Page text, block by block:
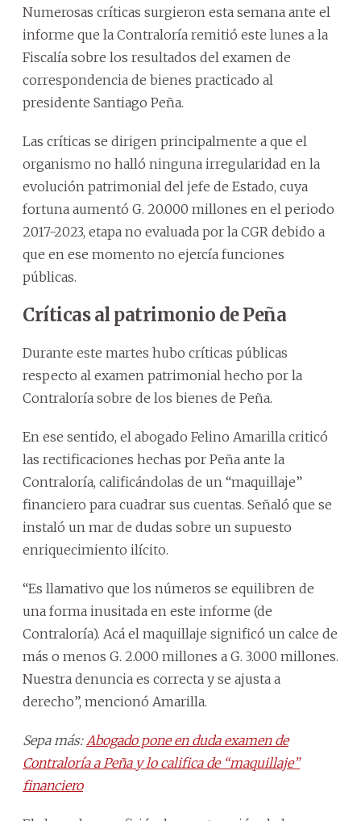
Numerosas críticas surgieron esta semana ante el
informe que la Contraloría remitió este lunes a la
Fiscalía sobre los resultados del examen de
correspondencia de bienes practicado al
presidente Santiago Peña.
Las críticas se dirigen principalmente a que el
organismo no halló ninguna irregularidad en la
evolución patrimonial del jefe de Estado, cuya
fortuna aumentó G. 20.000 millones en el periodo
2017-2023, etapa no evaluada por la CGR debido a
que en ese momento no ejercía funciones
públicas.
Críticas al patrimonio de Peña
Durante este martes hubo críticas públicas
respecto al examen patrimonial hecho por la
Contraloría sobre de los bienes de Peña.
En ese sentido, el abogado Felino Amarilla criticó
las rectificaciones hechas por Peña ante la
Contraloría, calificándolas de un “maquillaje”
financiero para cuadrar sus cuentas. Señaló que se
instaló un mar de dudas sobre un supuesto
enriquecimiento ilícito.
“Es llamativo que los números se equilibren de
una forma inusitada en este informe (de
Contraloría). Acá el maquillaje significó un calce de
más o menos G. 2.000 millones a G. 3.000 millones.
Nuestra denuncia es correcta y se ajusta a
derecho”, mencionó Amarilla.
Sepa más: Abogado pone en duda examen de
Contraloría a Peña y lo califica de “maquillaje”
financiero